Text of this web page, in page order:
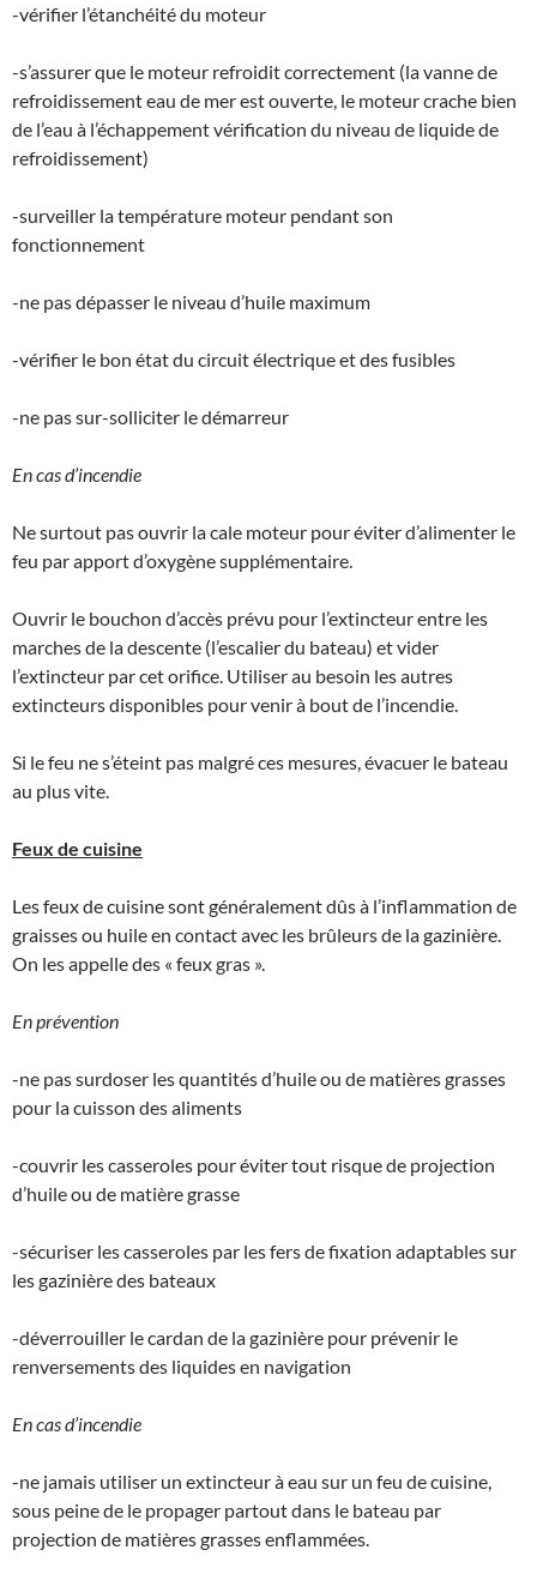
-vérifier l’étanchéité du moteur
-s’assurer que le moteur refroidit correctement (la vanne de
refroidissement eau de mer est ouverte, le moteur crache bien
de l’eau à l’échappement vérification du niveau de liquide de
refroidissement)
-surveiller la température moteur pendant son
fonctionnement
-ne pas dépasser le niveau d’huile maximum
-vérifier le bon état du circuit électrique et des fusibles
-ne pas sur-solliciter le démarreur
En cas d’incendie
Ne surtout pas ouvrir la cale moteur pour éviter d’alimenter le
feu par apport d’oxygène supplémentaire.
Ouvrir le bouchon d’accès prévu pour l’extincteur entre les
marches de la descente (l’escalier du bateau) et vider
l’extincteur par cet orifice. Utiliser au besoin les autres
extincteurs disponibles pour venir à bout de l’incendie.
Si le feu ne s’éteint pas malgré ces mesures, évacuer le bateau
au plus vite.
Feux de cuisine
Les feux de cuisine sont généralement dûs à l’inflammation de
graisses ou huile en contact avec les brûleurs de la gazinière.
On les appelle des « feux gras ».
En prévention
-ne pas surdoser les quantités d’huile ou de matières grasses
pour la cuisson des aliments
-couvrir les casseroles pour éviter tout risque de projection
d’huile ou de matière grasse
-sécuriser les casseroles par les fers de fixation adaptables sur
les gazinière des bateaux
-déverrouiller le cardan de la gazinière pour prévenir le
renversements des liquides en navigation
En cas d’incendie
-ne jamais utiliser un extincteur à eau sur un feu de cuisine,
sous peine de le propager partout dans le bateau par
projection de matières grasses enflammées.